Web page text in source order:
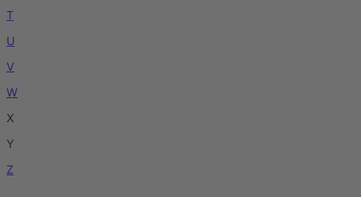
T
U
V
W
X
Y
Z